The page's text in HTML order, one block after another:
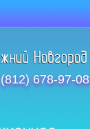
(812) 678-97-08